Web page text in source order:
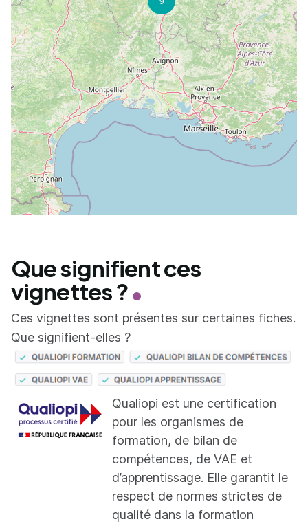
Que signifient ces
vignettes ?
Ces vignettes sont présentes sur certaines fiches.
Que signifient-elles ?
Qualiopi est une certification
pour les organismes de
formation, de bilan de
compétences, de VAE et
d’apprentissage. Elle garantit le
respect de normes strictes de
qualité dans la formation